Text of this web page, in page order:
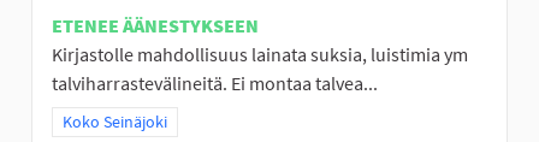
ETENEE ÄÄNESTYKSEEN
Kirjastolle mahdollisuus lainata suksia, luistimia ym
talviharrastevälineitä. Ei montaa talvea...
Rajaa tulokset teeman mukaan: Koko Seinäjoki
Koko Seinäjoki